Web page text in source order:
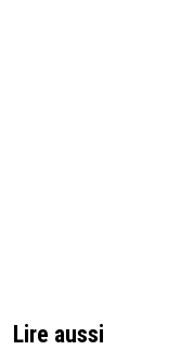
Lire aussi